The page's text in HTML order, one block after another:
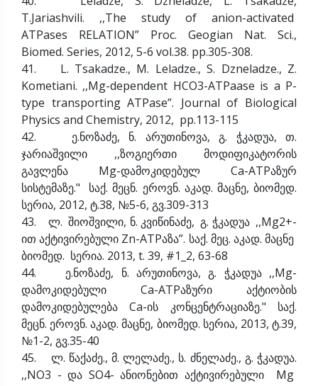
T.Jariashvili. ,,The study of anion-activated
ATPases RELATION” Proc. Geogian Nat. Sci.,
Biomed. Series, 2012, 5-6 vol.38. pp.305-308.
41. L. Tsakadze., M. Leladze., S. Dzneladze., Z.
Kometiani. ,,Mg-dependent HCO3-ATPaase is a P-
type transporting ATPase”. Journal of Biological
Physics and Chemistry, 2012, pp.113-115
42. ე.ნოზაძე, ნ. არუთინოვა, გ. ჭკადუა, თ.
ჯარიაშვილი ,,ზოგიერთი მოდიფიკატორის
გავლენა Mg-დამოკიდებულ Ca-ATPაზურ
სისტემაზე." საქ. მეცნ. ეროვნ. აკად. მაცნე, ბიომედ.
სერია, 2012, ტ.38, №5-6, გვ.309-313
43. ლ. შიოშვილი, ნ. კვიწინაძე, გ. ჭკადუა ,,Mg2+-
ით აქტივირებული Zn-ATPაზა”. საქ. მეც. აკად. მაცნე
ბიომედ. სერია. 2013, t. 39, #1_2, 63-68
44. ე.ნოზაძე, ნ. არუთინოვა, გ. ჭკადუა ,,Mg-
დამოკიდებული Ca-ATPაზური აქტიობის
დამოკიდებულება Ca-ის კონცენტრაციაზე." საქ.
მეცნ. ეროვნ. აკად. მაცნე, ბიომედ. სერია, 2013, ტ.39,
№1-2, გვ.35-40
45. ლ. წაქაძე., მ. ლელაძე., ს. ძნელაძე., გ. ჭკადუა.
,,NO3 - და SO4- ანიონებით აქტივირებული Mg